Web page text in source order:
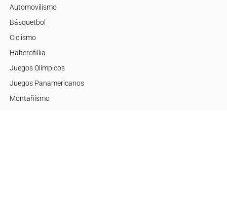
Automovilismo
Básquetbol
Ciclismo
Halterofillia
Juegos Olímpicos
Juegos Panamericanos
Montañismo